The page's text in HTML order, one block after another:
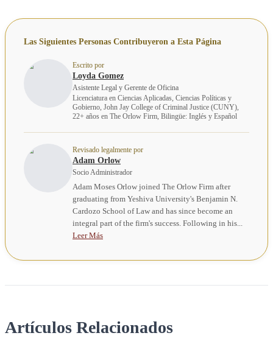
Las Siguientes Personas Contribuyeron a Esta Página
Escrito por
Loyda Gomez
Asistente Legal y Gerente de Oficina
Licenciatura en Ciencias Aplicadas, Ciencias Políticas y
Gobierno, John Jay College of Criminal Justice (CUNY),
22+ años en The Orlow Firm, Bilingüe: Inglés y Español
Revisado legalmente por
Adam Orlow
Socio Administrador
Adam Moses Orlow joined The Orlow Firm after
graduating from Yeshiva University's Benjamin N.
Cardozo School of Law and has since become an
integral part of the firm's success. Following in his...
Leer Más
Artículos Relacionados